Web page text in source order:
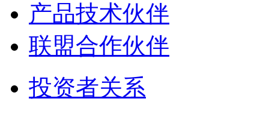
产品技术伙伴
联盟合作伙伴
投资者关系